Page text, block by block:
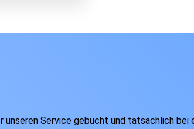
unseren Service gebucht und tatsächlich